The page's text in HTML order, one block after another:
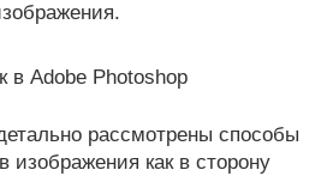
рассмотрены способы
изображения как в сторону